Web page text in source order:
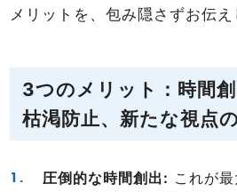
メリットを、包み隠さずお伝え
3つのメリット：時間
枯渇防止、新たな視点
圧倒的な時間創出: これが